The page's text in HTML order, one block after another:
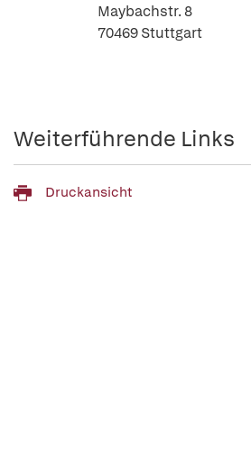
Maybachstr. 8
70469 Stuttgart
Weiterführende Links
Druckansicht